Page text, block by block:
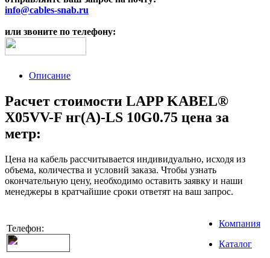
info@cables-snab.ru
или звоните по телефону:
Описание
Расчет стоимости LAPP KABEL®
X05VV-F нг(А)-LS 10G0.75 цена за
метр:
Цена на кабель рассчитывается индивидуально, исходя из
объема, количества и условий заказа. Чтобы узнать
окончательную цену, необходимо оставить заявку и наши
менеджеры в кратчайшие сроки ответят на ваш запрос.
Телефон:
Компания
Каталог